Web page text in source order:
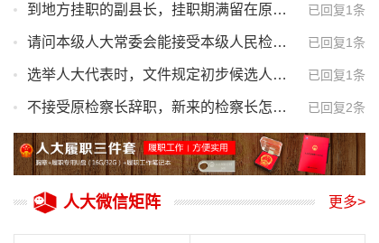
到地方挂职的副县长，挂职期满留在原地任职还需要重新任命吗？ 已回复1条
请问本级人大常委会能接受本级人民检察院检察长辞职吗？ 已回复1条
选举人大代表时，文件规定初步候选人由组织部门考察，对考察结果负责。后来发现候选人身份有不实的地方。请问人大需要负责吗？ 已回复1条
不接受原检察长辞职，新来的检察长怎么代理检察长？ 已回复2条
人大微信矩阵 更多>